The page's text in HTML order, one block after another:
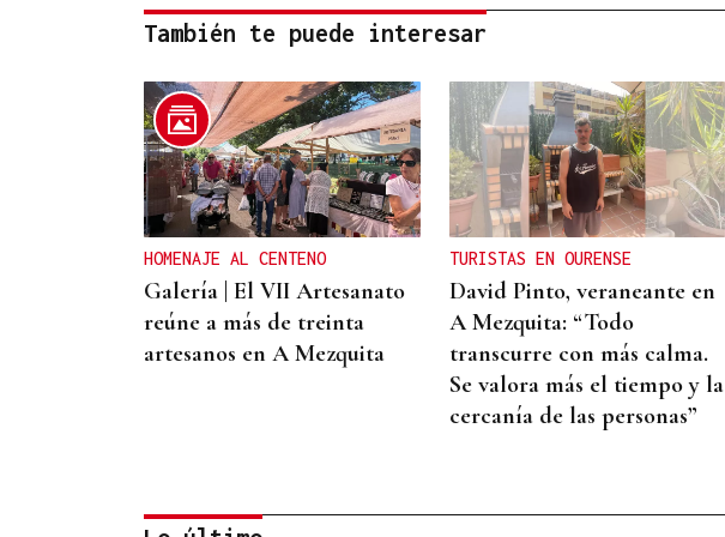
También te puede interesar
HOMENAJE AL CENTENO
Galería | El VII Artesanato
reúne a más de treinta
artesanos en A Mezquita
TURISTAS EN OURENSE
David Pinto, veraneante en
A Mezquita: “Todo
transcurre con más calma.
Se valora más el tiempo y la
cercanía de las personas”